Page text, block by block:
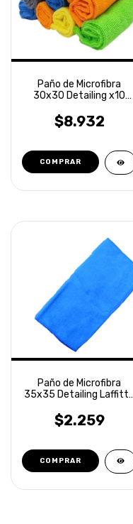
Paño de Microfibra
30x30 Detailing x10
$8.932
Paño de Microfibra
35x35 Detailing
$2.259